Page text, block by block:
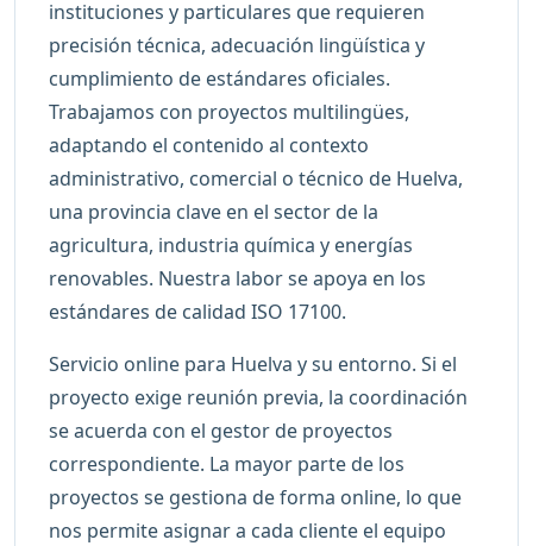
instituciones y particulares que requieren
precisión técnica, adecuación lingüística y
cumplimiento de estándares oficiales.
Trabajamos con proyectos multilingües,
adaptando el contenido al contexto
administrativo, comercial o técnico de Huelva,
una provincia clave en el sector de la
agricultura, industria química y energías
renovables. Nuestra labor se apoya en los
estándares de calidad ISO 17100.
Servicio online para Huelva y su entorno. Si el
proyecto exige reunión previa, la coordinación
se acuerda con el gestor de proyectos
correspondiente. La mayor parte de los
proyectos se gestiona de forma online, lo que
nos permite asignar a cada cliente el equipo